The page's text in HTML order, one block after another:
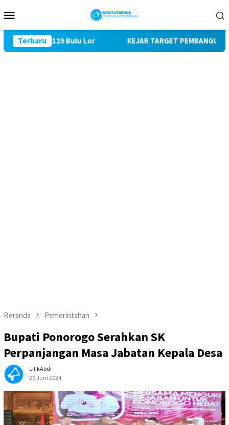
ke
Mobile
Terbaru
ke 129 Bulu Lor KEJAR TARGET PEMBANGUNAN
Beranda Pemerintahan
Bupati Ponorogo Serahkan SK
Perpanjangan Masa Jabatan Kepala Desa
LilikAbdi
26 Juni 2024